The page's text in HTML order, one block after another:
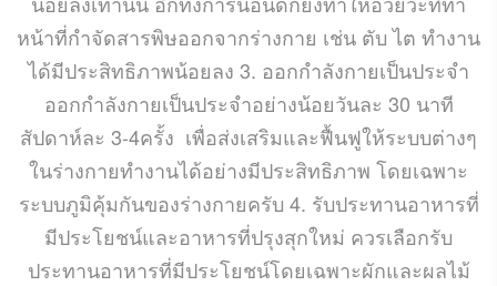
หน้าที่กำจัดสารพิษออกจากร่างกาย เช่น ตับ ไต ทำงาน
ได้มีประสิทธิภาพน้อยลง 3. ออกกำลังกายเป็นประจำ
ออกกำลังกายเป็นประจำอย่างน้อยวันละ 30 นาที
สัปดาห์ละ 3-4ครั้ง เพื่อส่งเสริมและฟื้นฟูให้ระบบต่างๆ
ในร่างกายทำงานได้อย่างมีประสิทธิภาพ โดยเฉพาะ
ระบบภูมิคุ้มกันของร่างกายครับ 4. รับประทานอาหารที่
มีประโยชน์และอาหารที่ปรุงสุกใหม่ ควรเลือกรับ
ประทานอาหารที่มีประโยชน์โดยเฉพาะผักและผลไม้